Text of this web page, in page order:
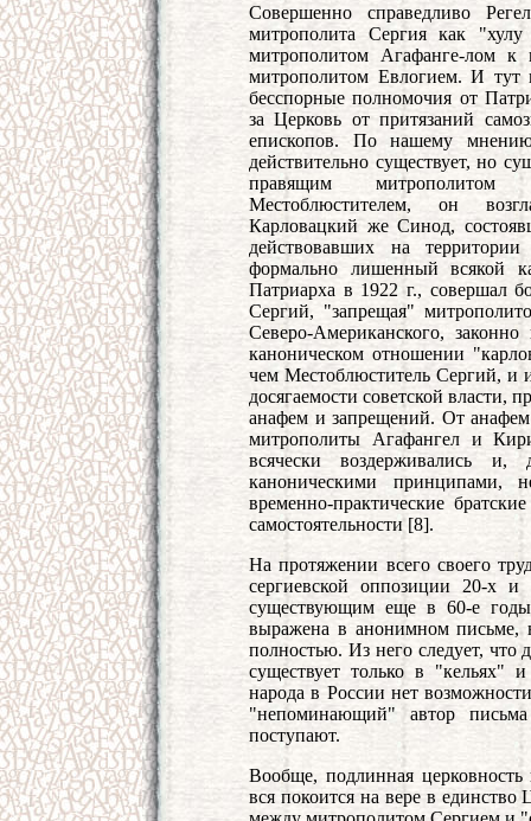
Совершенно справедливо
митрополита Сергия как
митрополитом Агафанге-лом
митрополитом Евлогием. И
бесспорные полномочия от
за Церковь от притязаний
епископов. По нашему
действительно существует, но
правящим митрополитом
Местоблюстителем, он
Карловацкий же Синод,
действовавших на
формально лишенный всякой
Патриарха в 1922 г., совершал
Сергий, "запрещая"
Северо-Американского,
каноническом отношении
чем Местоблюститель Сергий, и
досягаемости советской власти,
анафем и запрещений. От
митрополиты Агафангел и
всячески воздерживались
каноническими принципами,
временно-практические
самостоятельности [8].
На протяжении всего своего
сергиевской оппозиции 20-х
существующим еще в 60-е
выражена в анонимном письме,
полностью. Из него следует,
существует только в "кельях"
народа в России нет
"непоминающий" автор
поступают.
Вообще, подлинная
вся покоится на вере в